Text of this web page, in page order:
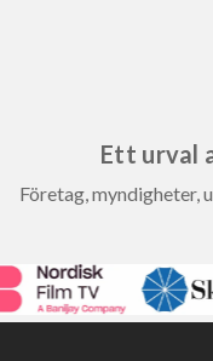
Ett urval
Företag, myndigheter,